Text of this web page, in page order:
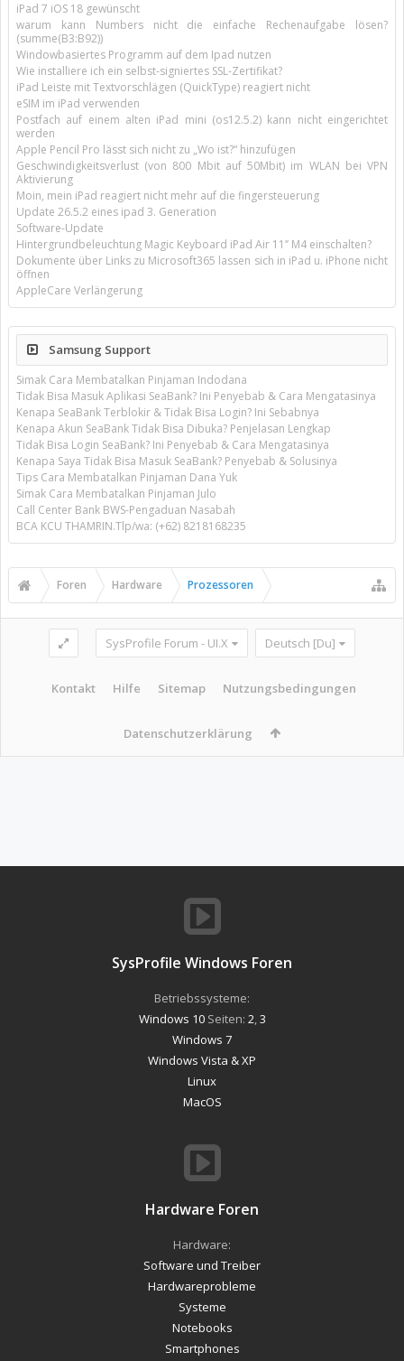
iPad 7 iOS 18 gewünscht
warum kann Numbers nicht die einfache Rechenaufgabe lösen?
(summe(B3:B92))
Windowbasiertes Programm auf dem Ipad nutzen
Wie installiere ich ein selbst-signiertes SSL-Zertifikat?
iPad Leiste mit Textvorschlägen (QuickType) reagiert nicht
eSIM im iPad verwenden
Postfach auf einem alten iPad mini (os12.5.2) kann nicht eingerichtet
werden
Apple Pencil Pro lässt sich nicht zu „Wo ist?“ hinzufügen
Geschwindigkeitsverlust (von 800 Mbit auf 50Mbit) im WLAN bei VPN
Aktivierung
Moin, mein iPad reagiert nicht mehr auf die fingersteuerung
Update 26.5.2 eines ipad 3. Generation
Software-Update
Hintergrundbeleuchtung Magic Keyboard iPad Air 11’’ M4 einschalten?
Dokumente über Links zu Microsoft365 lassen sich in iPad u. iPhone nicht
öffnen
AppleCare Verlängerung
Samsung Support
Simak Cara Membatalkan Pinjaman Indodana
Tidak Bisa Masuk Aplikasi SeaBank? Ini Penyebab & Cara Mengatasinya
Kenapa SeaBank Terblokir & Tidak Bisa Login? Ini Sebabnya
Kenapa Akun SeaBank Tidak Bisa Dibuka? Penjelasan Lengkap
Tidak Bisa Login SeaBank? Ini Penyebab & Cara Mengatasinya
Kenapa Saya Tidak Bisa Masuk SeaBank? Penyebab & Solusinya
Tips Cara Membatalkan Pinjaman Dana Yuk
Simak Cara Membatalkan Pinjaman Julo
Call Center Bank BWS-Pengaduan Nasabah
BCA KCU THAMRIN.Tlp/wa: (+62) 8218168235
Foren Hardware Prozessoren
SysProfile Forum - UI.X Deutsch [Du]
Kontakt Hilfe Sitemap Nutzungsbedingungen
Datenschutzerklärung
SysProfile Windows Foren
Betriebssysteme:
Windows 10Seiten: 2 3
Windows 7
Windows Vista & XP
Linux
MacOS
Hardware Foren
Hardware:
Software und Treiber
Hardwareprobleme
Systeme
Notebooks
Smartphones